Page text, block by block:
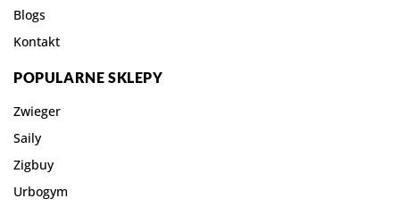
Blogs
Kontakt
POPULARNE SKLEPY
Zwieger
Saily
Zigbuy
Urbogym